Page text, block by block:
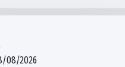
08/2026